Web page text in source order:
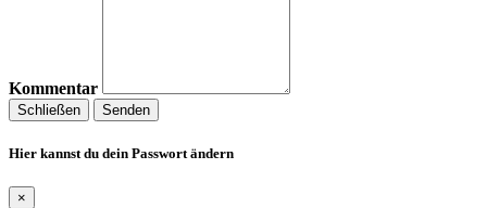
Kommentar
Schließen Senden
Hier kannst du dein Passwort ändern
×